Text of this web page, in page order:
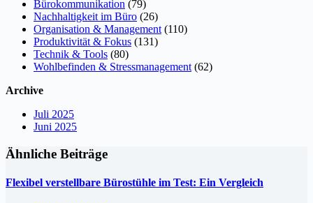
Bürokommunikation (79)
Nachhaltigkeit im Büro (26)
Organisation & Management (110)
Produktivität & Fokus (131)
Technik & Tools (80)
Wohlbefinden & Stressmanagement (62)
Archive
Juli 2025
Juni 2025
Ähnliche Beiträge
Flexibel verstellbare Bürostühle im Test: Ein Vergleich